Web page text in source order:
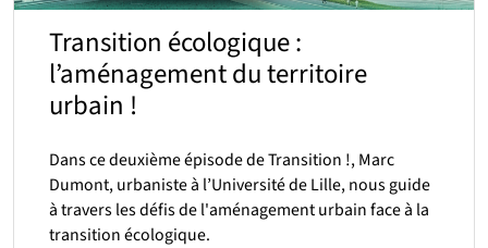
Transition écologique :
l’aménagement du territoire
urbain !
Dans ce deuxième épisode de Transition !, Marc
Dumont, urbaniste à l’Université de Lille, nous guide
à travers les défis de l'aménagement urbain face à la
transition écologique.